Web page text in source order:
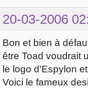
20-03-2006
Bon et bien à
être Toad voudrait
le logo d'Espylon
Voici le fameux